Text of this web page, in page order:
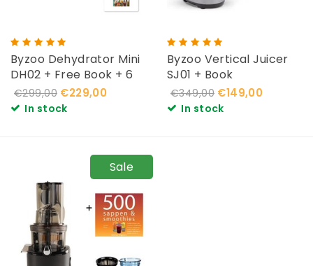
Byzoo Dehydrator Mini
DH02 + Free Book + 6
Drying sheets
€299,00 €229,00
In stock
Byzoo Vertical Juicer
SJ01 + Book
€349,00 €149,00
In stock
Sale